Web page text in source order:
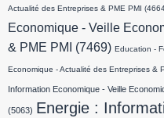
Actualité des Entreprises & PME PMI
Economique - Veille
& PME PMI
(7469) Education -
Economique - Actualité des Entreprises &
Information Economique - Veille
(5063) Energie :